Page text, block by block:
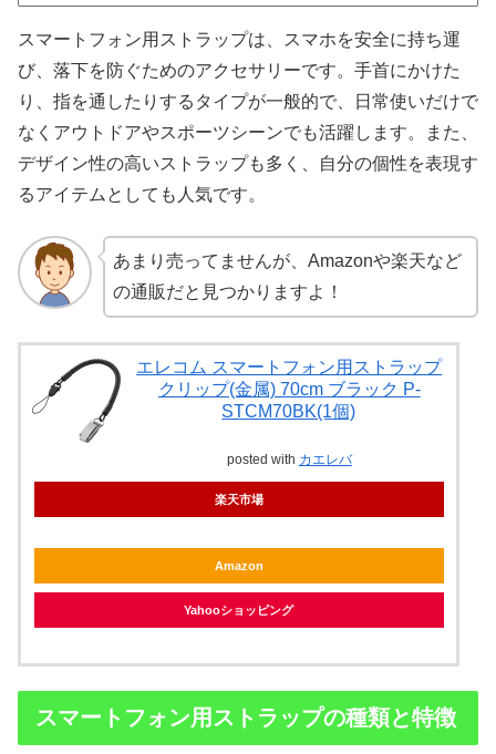
スマートフォン用ストラップは、スマホを安全に持ち運
び、落下を防ぐためのアクセサリーです。手首にかけた
り、指を通したりするタイプが一般的で、日常使いだけで
なくアウトドアやスポーツシーンでも活躍します。また、
デザイン性の高いストラップも多く、自分の個性を表現す
るアイテムとしても人気です。
あまり売ってませんが、Amazonや楽天など
の通販だと見つかりますよ！
エレコム スマートフォン用ストラップ
クリップ(金属) 70cm ブラック P-
STCM70BK(1個)
posted with カエレバ
楽天市場
Amazon
Yahooショッピング
スマートフォン用ストラップの種類と特徴